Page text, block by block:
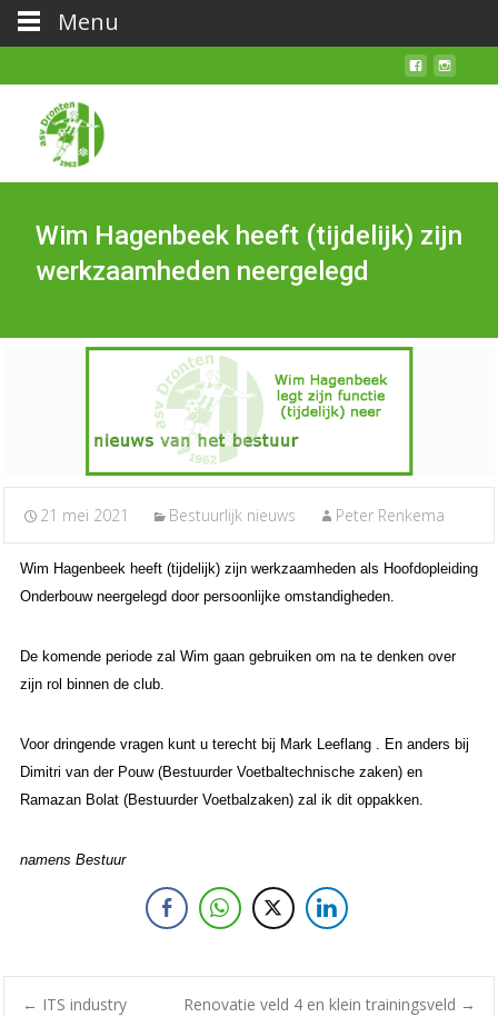
Wim Hagenbeek heeft (tijdelijk) zijn
werkzaamheden neergelegd
21 mei 2021 Bestuurlijk nieuws Peter Renkema
Wim Hagenbeek heeft (tijdelijk) zijn werkzaamheden als Hoofdopleiding
Onderbouw neergelegd door persoonlijke omstandigheden.
De komende periode zal Wim gaan gebruiken om na te denken over
zijn rol binnen de club.
Voor dringende vragen kunt u terecht bij Mark Leeflang . En anders bij
Dimitri van der Pouw (Bestuurder Voetbaltechnische zaken) en
Ramazan Bolat (Bestuurder Voetbalzaken) zal ik dit oppakken.
namens Bestuur
← ITS industry Renovatie veld 4 en klein trainingsveld →
Menu